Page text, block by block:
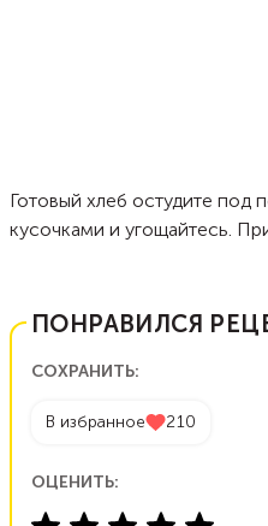
Готовый хлеб остудите под
кусочками и угощайтесь.
ПОНРАВИЛСЯ
СОХРАНИТЬ:
В избранное 210
ОЦЕНИТЬ: